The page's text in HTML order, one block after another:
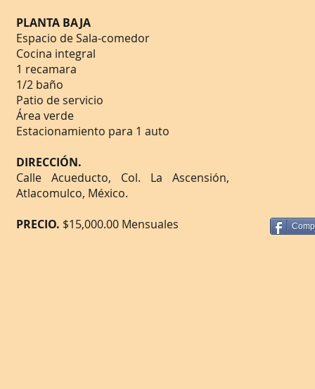
PLANTA BAJA
Espacio de Sala-comedor
Cocina integral
1 recamara
1/2 baño
Patio de servicio
Área verde
Estacionamiento para 1 auto
DIRECCIÓN.
Calle Acueducto, Col. La Ascensión,
Atlacomulco, México.
PRECIO. $15,000.00 Mensuales